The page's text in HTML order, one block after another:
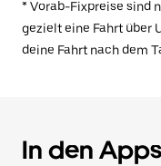
* Vorab-Fixpreise sind
gezielt eine Fahrt über
deine Fahrt nach dem
In den